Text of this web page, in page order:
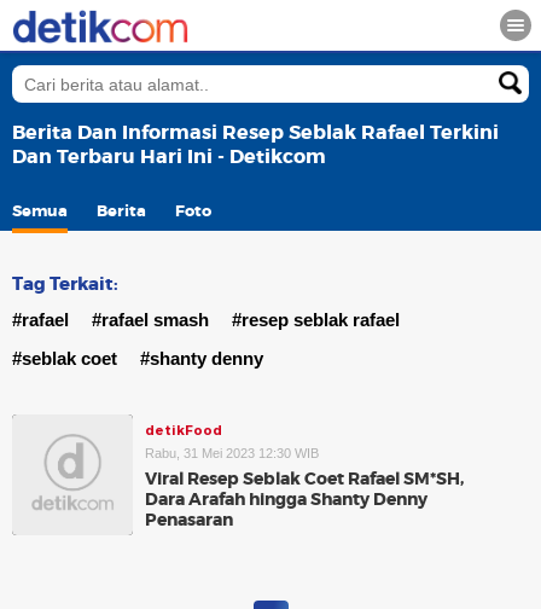
Berita Dan Informasi Resep Seblak Rafael Terkini
Dan Terbaru Hari Ini - Detikcom
Semua Berita Foto
Tag Terkait:
#rafael #rafael smash
#resep seblak rafael
#seblak coet
#shanty denny
detikFood
Rabu, 31 Mei 2023 12:30 WIB
Viral Resep Seblak Coet Rafael SM*SH,
Dara Arafah hingga Shanty Denny
Penasaran